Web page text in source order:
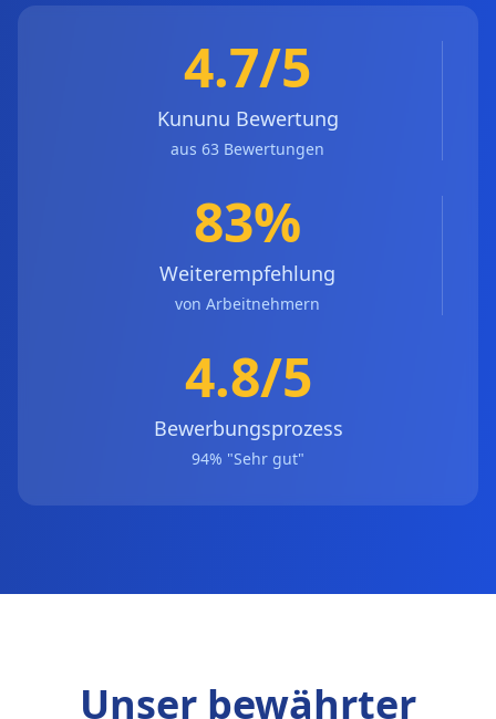
4.7/5
Kununu Bewertung
aus 63 Bewertungen
83%
Weiterempfehlung
von Arbeitnehmern
4.8/5
Bewerbungsprozess
94% "Sehr gut"
Unser bewährter